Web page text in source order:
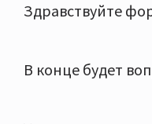
Здравствуйте
В конце будет